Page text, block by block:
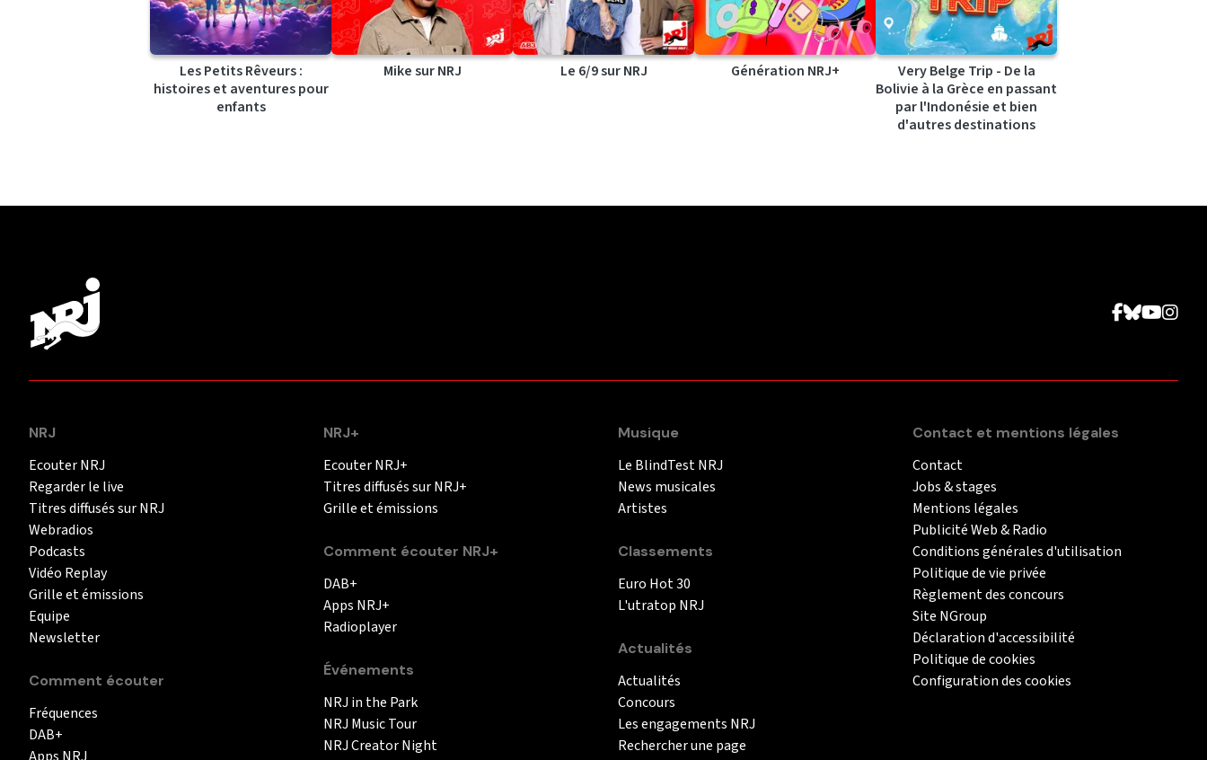
Les Petits Rêveurs :
histoires et aventures pour
enfants
Mike sur NRJ Le 6/9 sur NRJ Génération NRJ+
Very Belge Trip - De la
Bolivie à la Grèce en passant
par l'Indonésie et bien
d'autres destinations
NRJ
Ecouter NRJ
Regarder le live
Titres diffusés sur NRJ
Webradios
Podcasts
Vidéo Replay
Grille et émissions
Equipe
Newsletter
Comment écouter
Fréquences
DAB+
NRJ+
Ecouter NRJ+
Titres diffusés sur NRJ+
Grille et émissions
Comment écouter NRJ+
DAB+
Apps NRJ+
Radioplayer
Événements
NRJ in the Park
NRJ Music Tour
NRJ Creator Night
Musique
Le BlindTest NRJ
News musicales
Artistes
Classements
Euro Hot 30
L'utratop NRJ
Actualités
Actualités
Concours
Les engagements NRJ
Rechercher une page
Contact et mentions légales
Contact
Jobs & stages
Mentions légales
Publicité Web & Radio
Conditions générales d'utilisation
Politique de vie privée
Règlement des concours
Site NGroup
Déclaration d'accessibilité
Politique de cookies
Configuration des cookies